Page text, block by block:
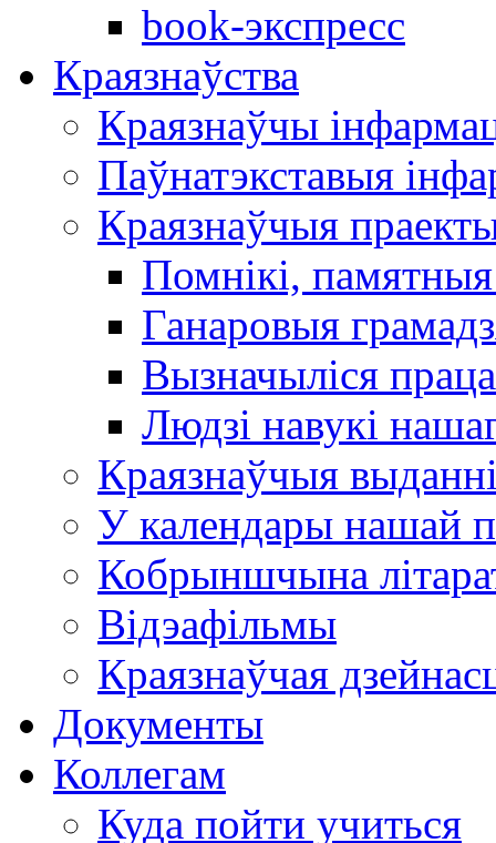
book-экспресс
Краязнаўства
Краязнаўчы
Паўнатэкставыя
Краязнаўчыя
Помнікі,
Ганаровыя
Вызначыліся
Людзі навукі
Краязнаўчыя
У календары нашай
Кобрыншчына
Відэафільмы
Краязнаўчая
Документы
Коллегам
Куда пойти учиться